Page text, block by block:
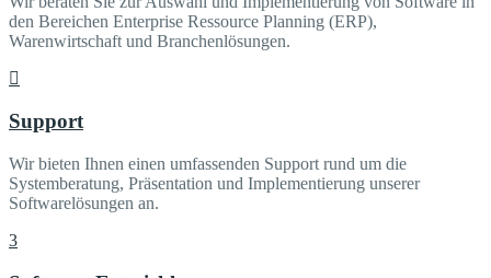
den Bereichen Enterprise Ressource Planning (ERP),
Warenwirtschaft und Branchenlösungen.
Support
Wir bieten Ihnen einen umfassenden Support rund um die
Systemberatung, Präsentation und Implementierung unserer
Softwarelösungen an.